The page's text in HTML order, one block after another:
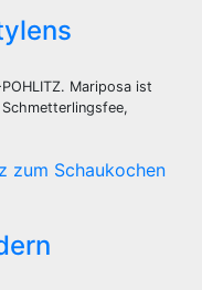
Mariposa ist